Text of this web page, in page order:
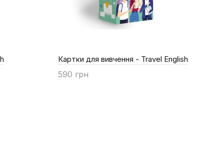
Картки для вивчення - Travel English
590 грн